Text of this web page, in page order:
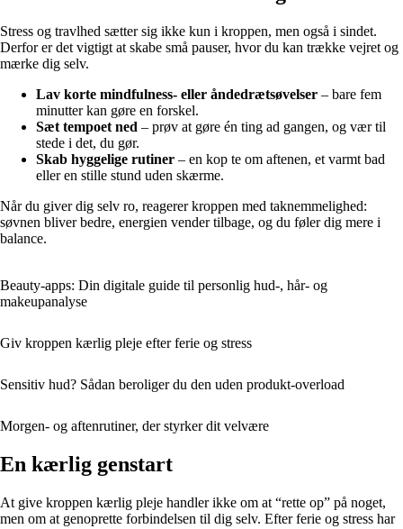
Stress og travlhed sætter sig ikke kun i kroppen, men også i sindet.
Derfor er det vigtigt at skabe små pauser, hvor du kan trække vejret og
mærke dig selv.
Lav korte mindfulness- eller åndedrætsøvelser – bare fem
minutter kan gøre en forskel.
Sæt tempoet ned – prøv at gøre én ting ad gangen, og vær til
stede i det, du gør.
Skab hyggelige rutiner – en kop te om aftenen, et varmt bad
eller en stille stund uden skærme.
Når du giver dig selv ro, reagerer kroppen med taknemmelighed:
søvnen bliver bedre, energien vender tilbage, og du føler dig mere i
balance.
Beauty-apps: Din digitale guide til personlig hud-, hår- og
makeupanalyse
Giv kroppen kærlig pleje efter ferie og stress
Sensitiv hud? Sådan beroliger du den uden produkt-overload
Morgen- og aftenrutiner, der styrker dit velvære
En kærlig genstart
At give kroppen kærlig pleje handler ikke om at “rette op” på noget,
men om at genoprette forbindelsen til dig selv. Efter ferie og stress har